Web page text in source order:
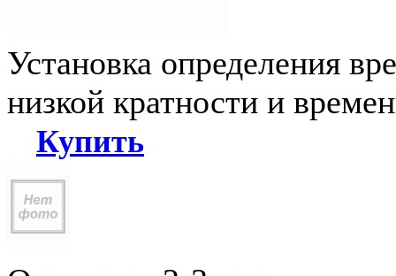
Установка определения
низкой кратности и
Купить